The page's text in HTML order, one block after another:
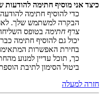
כיצד אני מוסיף חתימה להודעות
כדי להוסיף חתימה
הבקרה למשתמש שלך.
צרף חתימה בטופס
יכול גם להוסיף חתימה
בחירת האפשרות
כך, תוכל עדיין למנוע
ביטול הסימון לתיבת
חזרה למעלה